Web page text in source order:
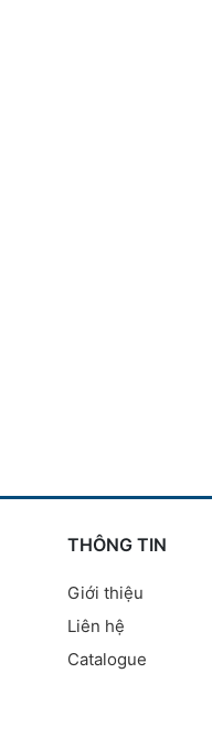
THÔNG TIN
Giới thiệu
Liên hệ
Catalogue